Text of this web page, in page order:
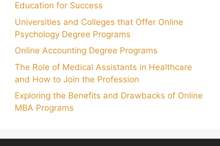
Education for Success
Universities and Colleges that Offer Online
Psychology Degree Programs
Online Accounting Degree Programs
The Role of Medical Assistants in Healthcare
and How to Join the Profession
Exploring the Benefits and Drawbacks of Online
MBA Programs